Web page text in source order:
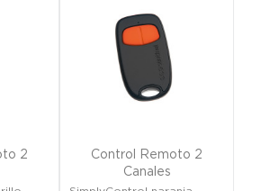
2
Control Remoto 2
Canales